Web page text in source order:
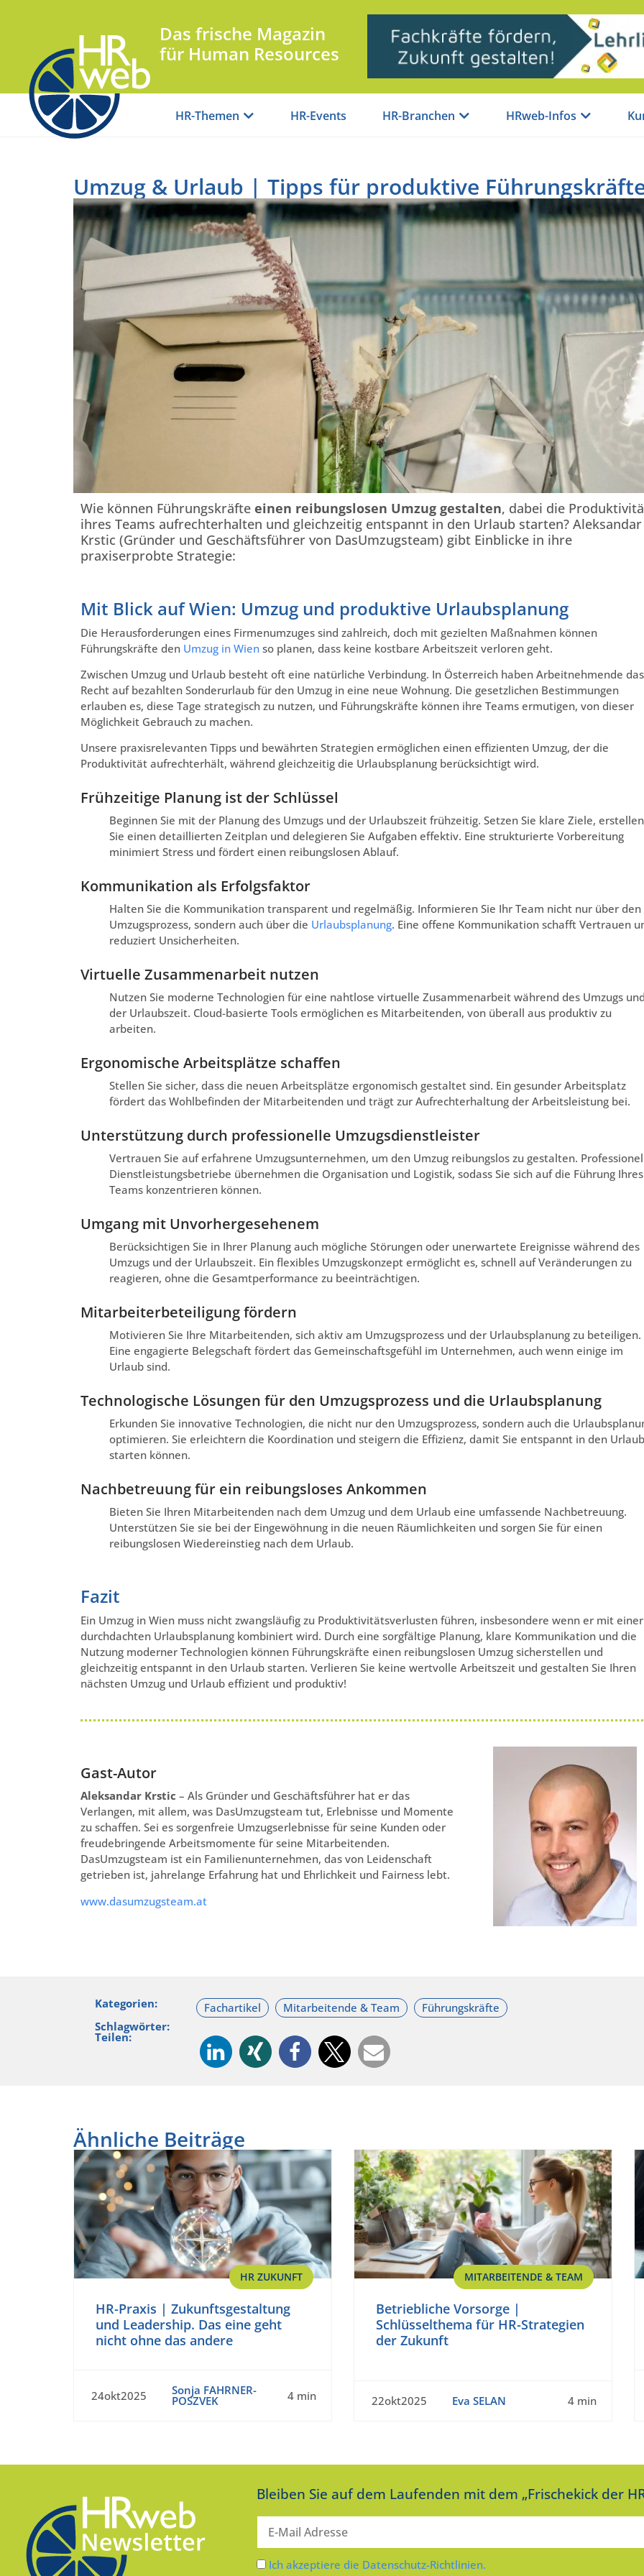
Das frische Magazin
für Human Resources
HR-Themen HR-Events HR-Branchen HRweb-Infos
Umzug & Urlaub | Tipps für produktive
Wie können Führungskräfte einen reibungslosen Umzug gestalten, dabei die
ihres Teams aufrechterhalten und gleichzeitig entspannt in den Urlaub starten? Aleksandar
Krstic (Gründer und Geschäftsführer von DasUmzugsteam) gibt Einblicke in ihre
praxiserprobte Strategie:
Mit Blick auf Wien: Umzug und produktive Urlaubsplanung
Die Herausforderungen eines Firmenumzuges sind zahlreich, doch mit gezielten Maßnahmen können
Führungskräfte den Umzug in Wien so planen, dass keine kostbare Arbeitszeit verloren geht.
Zwischen Umzug und Urlaub besteht oft eine natürliche Verbindung. In Österreich haben Arbeitnehmende das
Recht auf bezahlten Sonderurlaub für den Umzug in eine neue Wohnung. Die gesetzlichen Bestimmungen
erlauben es, diese Tage strategisch zu nutzen, und Führungskräfte können ihre Teams ermutigen, von dieser
Möglichkeit Gebrauch zu machen.
Unsere praxisrelevanten Tipps und bewährten Strategien ermöglichen einen effizienten Umzug, der die
Produktivität aufrechterhält, während gleichzeitig die Urlaubsplanung berücksichtigt wird.
Frühzeitige Planung ist der Schlüssel
Beginnen Sie mit der Planung des Umzugs und der Urlaubszeit frühzeitig. Setzen Sie klare Ziele, erstellen
Sie einen detaillierten Zeitplan und delegieren Sie Aufgaben effektiv. Eine strukturierte Vorbereitung
minimiert Stress und fördert einen reibungslosen Ablauf.
Kommunikation als Erfolgsfaktor
Halten Sie die Kommunikation transparent und regelmäßig. Informieren Sie Ihr Team nicht nur über den
Umzugsprozess, sondern auch über die Urlaubsplanung. Eine offene Kommunikation schafft Vertrauen
reduziert Unsicherheiten.
Virtuelle Zusammenarbeit nutzen
Nutzen Sie moderne Technologien für eine nahtlose virtuelle Zusammenarbeit während des Umzugs
der Urlaubszeit. Cloud-basierte Tools ermöglichen es Mitarbeitenden, von überall aus produktiv zu
arbeiten.
Ergonomische Arbeitsplätze schaffen
Stellen Sie sicher, dass die neuen Arbeitsplätze ergonomisch gestaltet sind. Ein gesunder Arbeitsplatz
fördert das Wohlbefinden der Mitarbeitenden und trägt zur Aufrechterhaltung der Arbeitsleistung bei.
Unterstützung durch professionelle Umzugsdienstleister
Vertrauen Sie auf erfahrene Umzugsunternehmen, um den Umzug reibungslos zu gestalten.
Dienstleistungsbetriebe übernehmen die Organisation und Logistik, sodass Sie sich auf die Führung Ihres
Teams konzentrieren können.
Umgang mit Unvorhergesehenem
Berücksichtigen Sie in Ihrer Planung auch mögliche Störungen oder unerwartete Ereignisse während des
Umzugs und der Urlaubszeit. Ein flexibles Umzugskonzept ermöglicht es, schnell auf Veränderungen zu
reagieren, ohne die Gesamtperformance zu beeinträchtigen.
Mitarbeiterbeteiligung fördern
Motivieren Sie Ihre Mitarbeitenden, sich aktiv am Umzugsprozess und der Urlaubsplanung zu beteiligen.
Eine engagierte Belegschaft fördert das Gemeinschaftsgefühl im Unternehmen, auch wenn einige im
Urlaub sind.
Technologische Lösungen für den Umzugsprozess und die Urlaubsplanung
Erkunden Sie innovative Technologien, die nicht nur den Umzugsprozess, sondern auch die
optimieren. Sie erleichtern die Koordination und steigern die Effizienz, damit Sie entspannt in den Urlaub
starten können.
Nachbetreuung für ein reibungsloses Ankommen
Bieten Sie Ihren Mitarbeitenden nach dem Umzug und dem Urlaub eine umfassende Nachbetreuung.
Unterstützen Sie sie bei der Eingewöhnung in die neuen Räumlichkeiten und sorgen Sie für einen
reibungslosen Wiedereinstieg nach dem Urlaub.
Fazit
Ein Umzug in Wien muss nicht zwangsläufig zu Produktivitätsverlusten führen, insbesondere wenn er mit einer
durchdachten Urlaubsplanung kombiniert wird. Durch eine sorgfältige Planung, klare Kommunikation und die
Nutzung moderner Technologien können Führungskräfte einen reibungslosen Umzug sicherstellen und
gleichzeitig entspannt in den Urlaub starten. Verlieren Sie keine wertvolle Arbeitszeit und gestalten Sie Ihren
nächsten Umzug und Urlaub effizient und produktiv!
Gast-Autor
Aleksandar Krstic – Als Gründer und Geschäftsführer hat er das
Verlangen, mit allem, was DasUmzugsteam tut, Erlebnisse und Momente
zu schaffen. Sei es sorgenfreie Umzugserlebnisse für seine Kunden oder
freudebringende Arbeitsmomente für seine Mitarbeitenden.
DasUmzugsteam ist ein Familienunternehmen, das von Leidenschaft
getrieben ist, jahrelange Erfahrung hat und Ehrlichkeit und Fairness lebt.
www.dasumzugsteam.at
Kategorien:
Schlagwörter:
Teilen:
Ähnliche Beiträge
HR ZUKUNFT
HR-Praxis | Zukunftsgestaltung
und Leadership. Das eine geht
nicht ohne das andere
24okt2025 Sonja FAHRNER-
POSZVEK 4 min
MITARBEITENDE & TEAM
Betriebliche Vorsorge |
Schlüsselthema für HR-Strategien
der Zukunft
22okt2025 Eva SELAN 4 min
Bleiben Sie auf dem Laufenden mit dem „Frischekick der
Ich akzeptiere die Datenschutz-Richtlinien.